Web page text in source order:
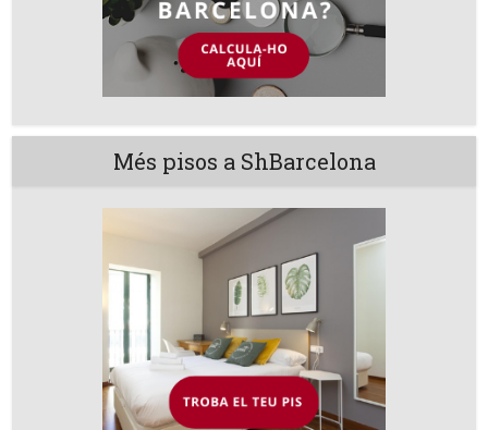
Més pisos a ShBarcelona